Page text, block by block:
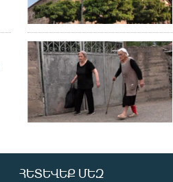
ՀԵՏԵՎԵՔ ՄԵԶ